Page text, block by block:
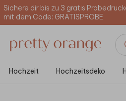
Sichere dir bis zu 3 gratis
mit dem Code: GRATISPROBE
Hochzeit Hochzeitsdeko